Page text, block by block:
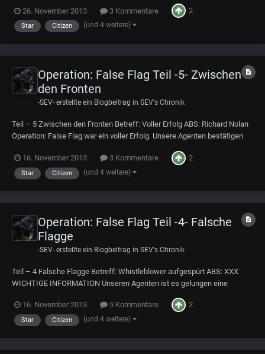
einer Zeugin abgesetzt. Unser Agent konnte anhand von Gewebeproben
die Identität dieser Pe...
26. November 2013 3 Kommentare 2
Star Citizen (und 4 weitere)
Operation: False Flag Teil -5- Zwischen
den Fronten
-SEV- erstellte ein Blogbeitrag in SEV's Chronik
Teil – 5 Zwischen den Fronten Betreff: Voller Erfolg ABS: Richard Nolan
Operation: False Flag war ein voller Erfolg. Unsere Agenten bestätigen
und der Ceades ist groß. Beide Seiten gehen von einem Gegenseitigen
Verrat aus. Unsere i...
16. November 2013 3 Kommentare 2
Star Citizen (und 4 weitere)
Operation: False Flag Teil -4- Falsche
Flagge
-SEV- erstellte ein Blogbeitrag in SEV's Chronik
Teil – 4 Falsche Flagge Betreff: Whistleblower aufgespürt ABS: XXX
WICHTIGE INFORMATION Unseren Agenten ist es gelungen eine
können mit Sicherheit bestätigen, das sich der Whistleblower unter
Gefangenschaft im Hades-System befindet....
16. November 2013 5 Kommentare 2
Star Citizen (und 4 weitere)